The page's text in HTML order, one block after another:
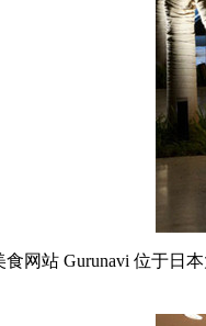
食网站 Gurunavi 位于